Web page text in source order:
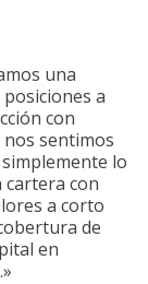
una
a
con
sentimos
lo
cartera con
a corto
de
en